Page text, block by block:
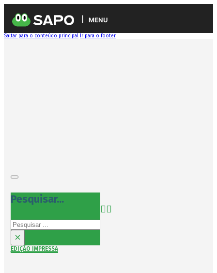
MENU
Saltar para o conteúdo principal Ir para o footer
Pesquisar...
Pesquisar
×
EDIÇÃO IMPRESSA